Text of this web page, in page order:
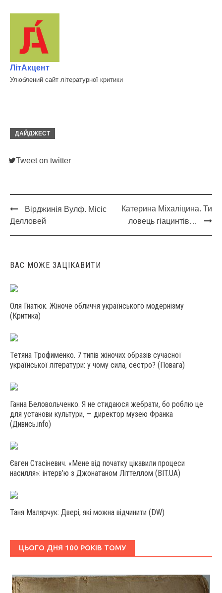
ЛітАкцент
Улюблений сайт літературної критики
ДАЙДЖЕСТ
Tweet on twitter
Post
navigation
Вірджинія Вулф. Місіс
Делловей
Катерина Міхаліцина. Ти
ловець гіацинтів…
ВАС МОЖЕ ЗАЦІКАВИТИ
Оля Гнатюк. Жіноче обличчя українського модернізму
(Критика)
Тетяна Трофименко. 7 типів жіночих образів сучасної
української літератури: у чому сила, сестро? (Повага)
Ганна Беловольченко. Я не стидаюся жебрати, бо роблю це
для установи культури, — директор музею Франка
(Дивись.info)
Євген Стасіневич. «Мене від початку цікавили процеси
насилля»: інтерв’ю з Джонатаном Літтеллом (BIT.UA)
Таня Малярчук: Двері, які можна відчинити (DW)
ЦЬОГО ДНЯ 100 РОКІВ ТОМУ